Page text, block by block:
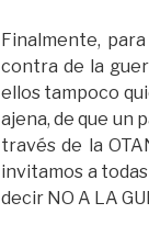
Finalmente,
contra de la
ellos tampoco
ajena, de que un
través de la
invitamos a
decir NO A LA